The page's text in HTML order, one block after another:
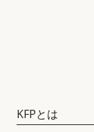
KFPとは